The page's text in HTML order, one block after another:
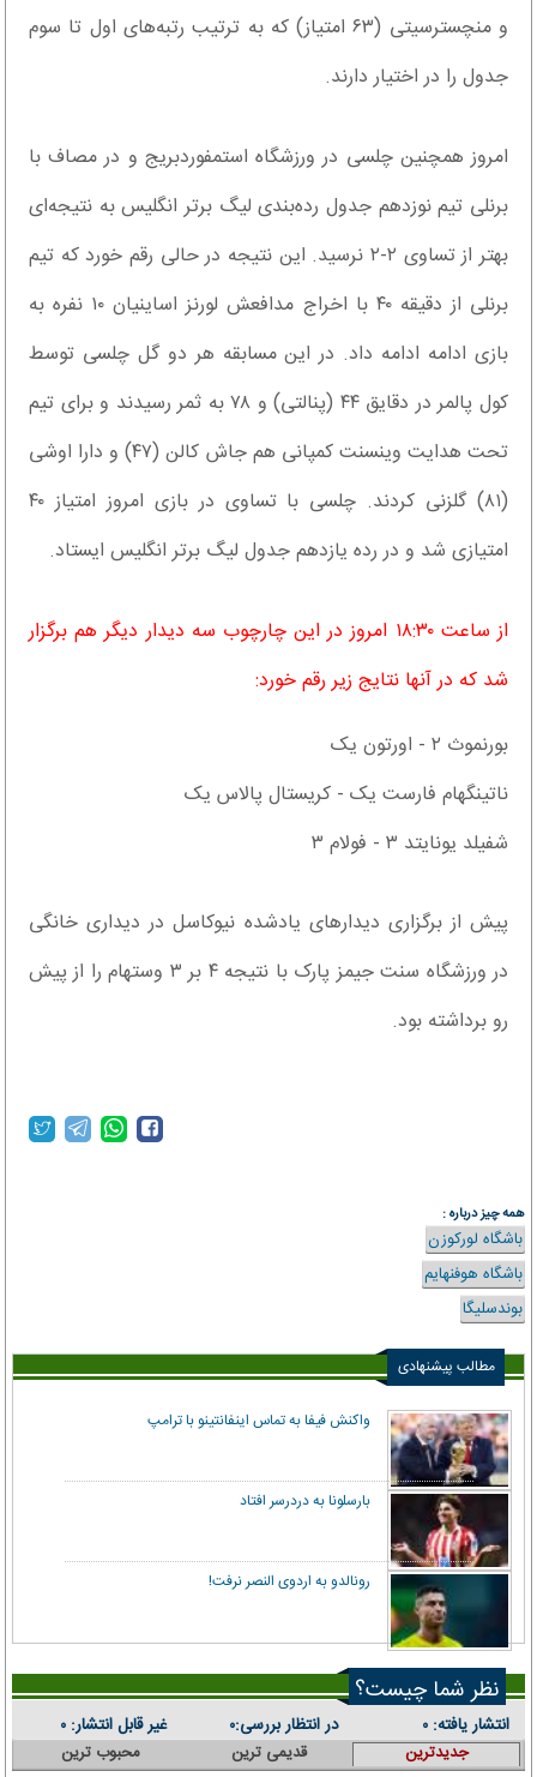
و منچسترسیتی (۶۳ امتیاز) که به ترتیب رتبه‌های اول تا سوم
جدول را در اختیار دارند.
امروز همچنین چلسی در ورزشگاه استمفوردبریج و در مصاف با
برنلی تیم نوزدهم جدول رده‌بندی لیگ برتر انگلیس به نتیجه‌ای
بهتر از تساوی ۲-۲ نرسید. این نتیجه در حالی رقم خورد که تیم
برنلی از دقیقه ۴۰ با اخراج مدافعش لورنز اساینیان ۱۰ نفره به
بازی ادامه ادامه داد. در این مسابقه هر دو گل چلسی توسط
کول پالمر در دقایق ۴۴ (پنالتی) و ۷۸ به ثمر رسیدند و برای تیم
تحت هدایت وینسنت کمپانی هم جاش کالن (۴۷) و دارا اوشی
(۸۱) گلزنی کردند. چلسی با تساوی در بازی امروز امتیاز ۴۰
امتیازی شد و در رده یازدهم جدول لیگ برتر انگلیس ایستاد.
از ساعت ۱۸:۳۰ امروز در این چارچوب سه دیدار دیگر هم برگزار
شد که در آنها نتایج زیر رقم خورد:
بورنموث ۲ - اورتون یک
ناتینگهام فارست یک - کریستال پالاس یک
شفیلد یونایتد ۳ - فولام ۳
پیش از برگزاری دیدارهای یادشده نیوکاسل در دیداری خانگی
در ورزشگاه سنت جیمز پارک با نتیجه ۴ بر ۳ وستهام را از پیش
رو برداشته بود.
همه چیز درباره :
باشگاه لورکوزن
باشگاه هوفنهایم
بوندسلیگا
مطالب پیشنهادی
واکنش فیفا به تماس اینفانتینو با ترامپ
بارسلونا به دردرسر افتاد
رونالدو به اردوی النصر نرفت!
نظر شما چیست؟
انتشار یافته: ۰ در انتظار بررسی:۰ غیر قابل انتشار: ۰
جدیدترین قدیمی ترین محبوب ترین